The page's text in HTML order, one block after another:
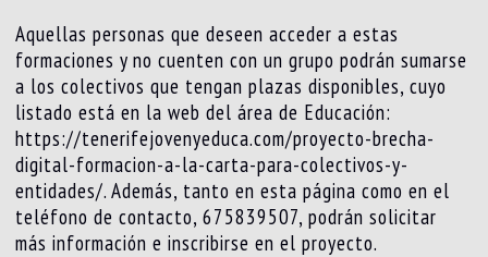
Aquellas personas que deseen acceder a estas
formaciones y no cuenten con un grupo podrán sumarse
a los colectivos que tengan plazas disponibles, cuyo
listado está en la web del área de Educación:
https://tenerifejovenyeduca.com/proyecto-brecha-
digital-formacion-a-la-carta-para-colectivos-y-
entidades/. Además, tanto en esta página como en el
teléfono de contacto, 675839507, podrán solicitar
más información e inscribirse en el proyecto.